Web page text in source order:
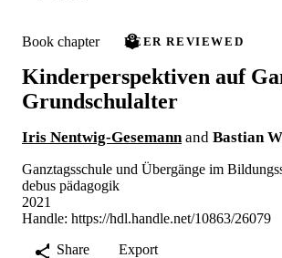
Book chapter PEER REVIEWED
Kinderperspektiven auf
Grundschulalter
Iris Nentwig-Gesemann and Bastian
Ganztagsschule und Übergänge im
debus pädagogik
2021
Handle: https://hdl.handle.net/10863/26079
Share
Export